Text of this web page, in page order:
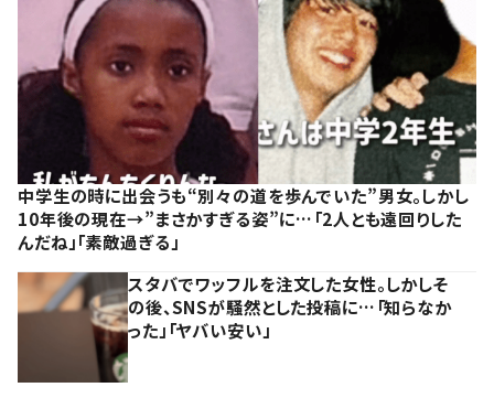
中学生の時に出会うも“別々の道を歩んでいた”男女。しかし
10年後の現在→”まさかすぎる姿”に…「2人とも遠回りした
んだね」「素敵過ぎる」
スタバでワッフルを注文した女性。しかしそ
の後、SNSが騒然とした投稿に…「知らなか
った」「ヤバい安い」